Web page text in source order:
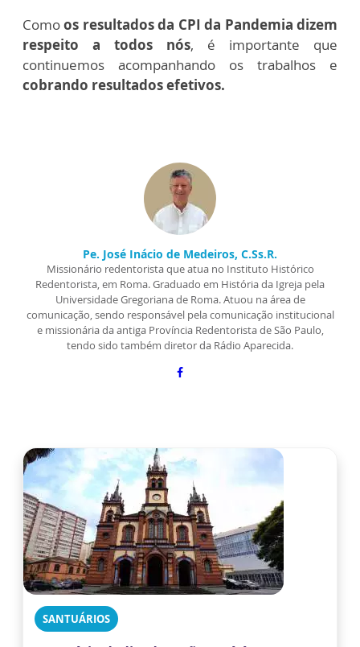
Comoos resultados da CPI da Pandemia dizem
respeito a todos nós, é importante que
continuemos acompanhando os trabalhos e
cobrando resultados efetivos.
Pe. José Inácio de Medeiros, C.Ss.R.
Missionário redentorista que atua no Instituto Histórico
Redentorista, em Roma. Graduado em História da Igreja pela
Universidade Gregoriana de Roma. Atuou na área de
comunicação, sendo responsável pela comunicação institucional
e missionária da antiga Província Redentorista de São Paulo,
tendo sido também diretor da Rádio Aparecida.
SANTUÁRIOS